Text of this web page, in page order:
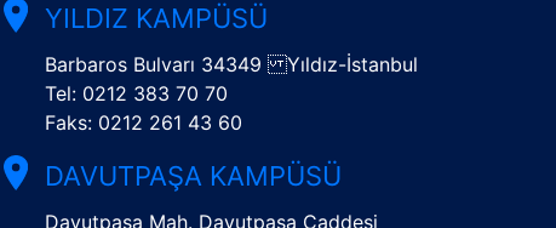
YILDIZ KAMPÜSÜ
Barbaros Bulvarı 34349 Yıldız-İstanbul
Tel: 0212 383 70 70
Faks: 0212 261 43 60
DAVUTPAŞA KAMPÜSÜ
Davutpaşa Mah. Davutpaşa Caddesi